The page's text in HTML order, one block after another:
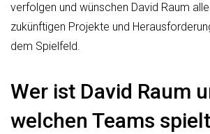
verfolgen und wünschen David Raum
zukünftigen Projekte und
dem Spielfeld.
Wer ist David Raum
welchen Teams